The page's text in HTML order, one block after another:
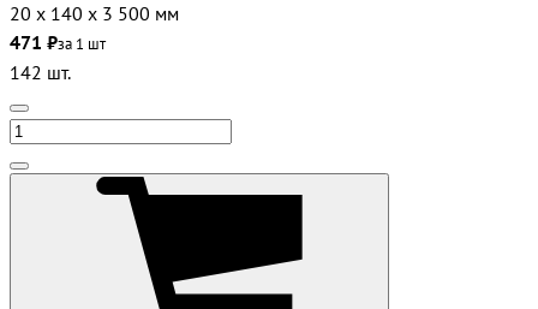
20 х 140 х 3 500 мм
471 ₽за 1 шт
142 шт.